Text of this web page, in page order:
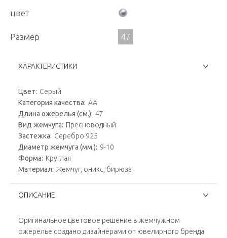
цвет
Размер 47
ХАРАКТЕРИСТИКИ
Цвет: Серый
Категория качества: AA
Длина ожерелья (см.): 47
Вид жемчуга: Пресноводный
Застежка: Серебро 925
Диаметр жемчуга (мм.): 9-10
Форма: Круглая
Материал: Жемчуг, оникс, бирюза
ОПИСАНИЕ
Оригинальное цветовое решение в жемчужном
ожерелье создано дизайнерами от ювелирного бренда